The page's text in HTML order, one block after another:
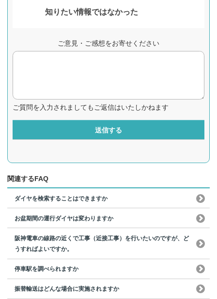
知りたい情報ではなかった
ご意見・ご感想をお寄せください
ご質問を入力されましてもご返信はいたしかねます
送信する
関連するFAQ
ダイヤを検索することはできますか
お盆期間の運行ダイヤは変わりますか
阪神電車の線路の近くで工事（近接工事）を行いたいのですが、ど
うすればよいですか。
停車駅を調べられますか
振替輸送はどんな場合に実施されますか